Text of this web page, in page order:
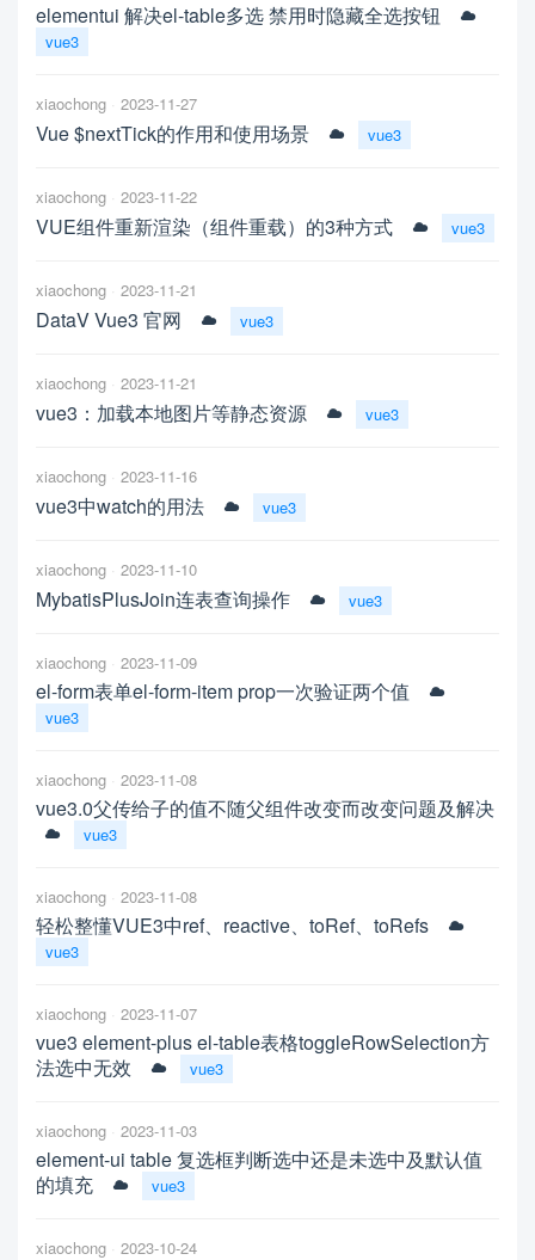
elementui 解决el-table多选 禁用时隐藏全选按钮
vue3
xiaochong 2023-11-27
Vue $nextTick的作用和使用场景 vue3
xiaochong 2023-11-22
VUE组件重新渲染（组件重载）的3种方式 vue3
xiaochong 2023-11-21
DataV Vue3 官网 vue3
xiaochong 2023-11-21
vue3：加载本地图片等静态资源 vue3
xiaochong 2023-11-16
vue3中watch的用法 vue3
xiaochong 2023-11-10
MybatisPlusJoin连表查询操作 vue3
xiaochong 2023-11-09
el-form表单el-form-item prop一次验证两个值
vue3
xiaochong 2023-11-08
vue3.0父传给子的值不随父组件改变而改变问题及解决
vue3
xiaochong 2023-11-08
轻松整懂VUE3中ref、reactive、toRef、toRefs
vue3
xiaochong 2023-11-07
vue3 element-plus el-table表格toggleRowSelection方
法选中无效
vue3
xiaochong 2023-11-03
element-ui table 复选框判断选中还是未选中及默认值
的填充
vue3
xiaochong 2023-10-24